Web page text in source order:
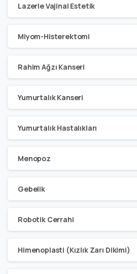
Lazerle Vajinal Estetik
Miyom-Histerektomi
Rahim Ağzı Kanseri
Yumurtalık Kanseri
Yumurtalık Hastalıkları
Menopoz
Gebelik
Robotik Cerrahi
Himenoplasti (Kızlık Zarı Dikimi)